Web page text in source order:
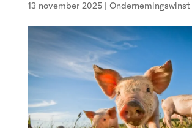
13 november 2025| Ondernemingswinst